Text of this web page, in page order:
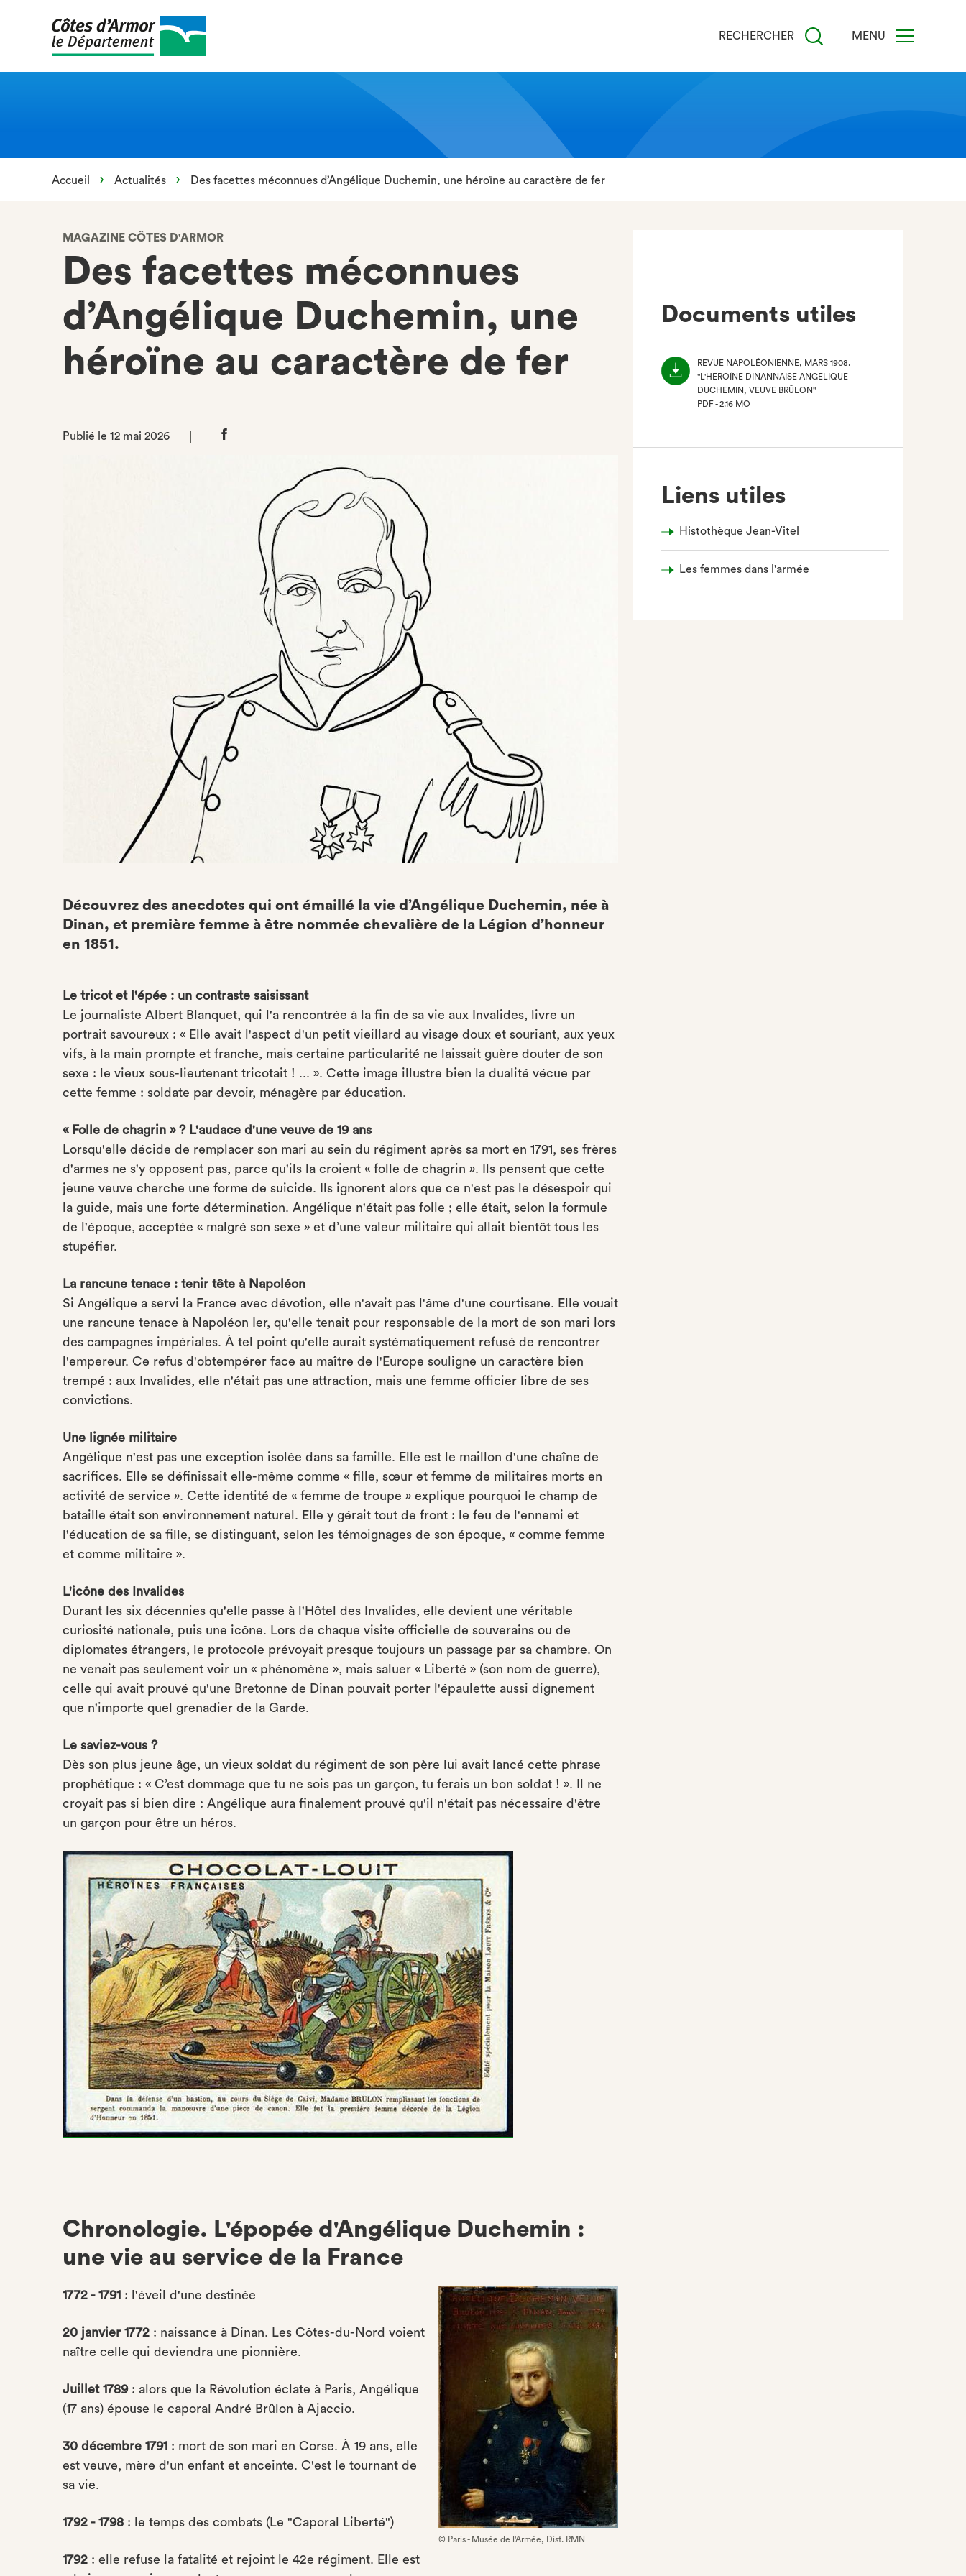
RECHERCHER MENU
Accueil Actualités Des facettes méconnues d’Angélique Duchemin, une héroïne au caractère de fer
MAGAZINE CÔTES D'ARMOR
Des facettes méconnues
d’Angélique Duchemin, une
héroïne au caractère de fer
Publié le 12 mai 2026
Partager
Découvrez des anecdotes qui ont émaillé la vie d’Angélique Duchemin, née à
Dinan, et première femme à être nommée chevalière de la Légion d’honneur
en 1851.
Le tricot et l'épée : un contraste saisissant
Le journaliste Albert Blanquet, qui l'a rencontrée à la fin de sa vie aux Invalides, livre un
portrait savoureux : « Elle avait l'aspect d'un petit vieillard au visage doux et souriant, aux yeux
vifs, à la main prompte et franche, mais certaine particularité ne laissait guère douter de son
sexe : le vieux sous-lieutenant tricotait ! ... ». Cette image illustre bien la dualité vécue par
cette femme : soldate par devoir, ménagère par éducation.
« Folle de chagrin » ? L'audace d'une veuve de 19 ans
Lorsqu'elle décide de remplacer son mari au sein du régiment après sa mort en 1791, ses frères
d'armes ne s'y opposent pas, parce qu'ils la croient « folle de chagrin ». Ils pensent que cette
jeune veuve cherche une forme de suicide. Ils ignorent alors que ce n'est pas le désespoir qui
la guide, mais une forte détermination. Angélique n'était pas folle ; elle était, selon la formule
de l'époque, acceptée « malgré son sexe » et d’une valeur militaire qui allait bientôt tous les
stupéfier.
La rancune tenace : tenir tête à Napoléon
Si Angélique a servi la France avec dévotion, elle n'avait pas l'âme d'une courtisane. Elle vouait
une rancune tenace à Napoléon Ier, qu'elle tenait pour responsable de la mort de son mari lors
des campagnes impériales. À tel point qu'elle aurait systématiquement refusé de rencontrer
l'empereur. Ce refus d'obtempérer face au maître de l'Europe souligne un caractère bien
trempé : aux Invalides, elle n'était pas une attraction, mais une femme officier libre de ses
convictions.
Une lignée militaire
Angélique n'est pas une exception isolée dans sa famille. Elle est le maillon d'une chaîne de
sacrifices. Elle se définissait elle-même comme « fille, sœur et femme de militaires morts en
activité de service ». Cette identité de « femme de troupe » explique pourquoi le champ de
bataille était son environnement naturel. Elle y gérait tout de front : le feu de l'ennemi et
l'éducation de sa fille, se distinguant, selon les témoignages de son époque, « comme femme
et comme militaire ».
L'icône des Invalides
Durant les six décennies qu'elle passe à l'Hôtel des Invalides, elle devient une véritable
curiosité nationale, puis une icône. Lors de chaque visite officielle de souverains ou de
diplomates étrangers, le protocole prévoyait presque toujours un passage par sa chambre. On
ne venait pas seulement voir un « phénomène », mais saluer « Liberté » (son nom de guerre),
celle qui avait prouvé qu'une Bretonne de Dinan pouvait porter l'épaulette aussi dignement
que n'importe quel grenadier de la Garde.
Le saviez-vous ?
Dès son plus jeune âge, un vieux soldat du régiment de son père lui avait lancé cette phrase
prophétique : « C’est dommage que tu ne sois pas un garçon, tu ferais un bon soldat ! ». Il ne
croyait pas si bien dire : Angélique aura finalement prouvé qu'il n'était pas nécessaire d'être
un garçon pour être un héros.
Chronologie. L'épopée d'Angélique Duchemin :
une vie au service de la France
© Paris - Musée de l'Armée, Dist. RMN
1772 - 1791 : l'éveil d'une destinée
20 janvier 1772 : naissance à Dinan. Les Côtes-du-Nord voient
naître celle qui deviendra une pionnière.
Juillet 1789: alors que la Révolution éclate à Paris, Angélique
(17 ans) épouse le caporal André Brûlon à Ajaccio.
30 décembre 1791 : mort de son mari en Corse. À 19 ans, elle
est veuve, mère d'un enfant et enceinte. C'est le tournant de
sa vie.
1792 - 1798 : le temps des combats (Le "Caporal Liberté")
1792 : elle refuse la fatalité et rejoint le 42e régiment. Elle est
Documents utiles
REVUE NAPOLÉONIENNE, MARS 1908.
"L'HÉROÏNE DINANNAISE ANGÉLIQUE
DUCHEMIN, VEUVE BRÛLON"
PDF - 2.16 MO
Liens utiles
Histothèque Jean-Vitel
Les femmes dans l'armée